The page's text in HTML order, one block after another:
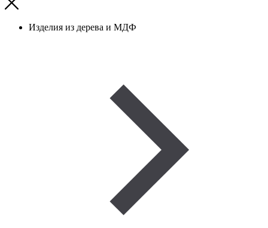
Изделия из дерева и МДФ